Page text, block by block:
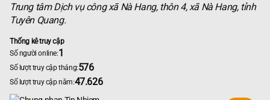
Trung tâm Dịch vụ công xã Nà Hang, thôn 4, xã Nà Hang, tỉnh
Tuyên Quang.
Thống kê truy cập
Số người online:1
Số lượt truy cập tháng:576
Số lượt truy cập năm:47.626